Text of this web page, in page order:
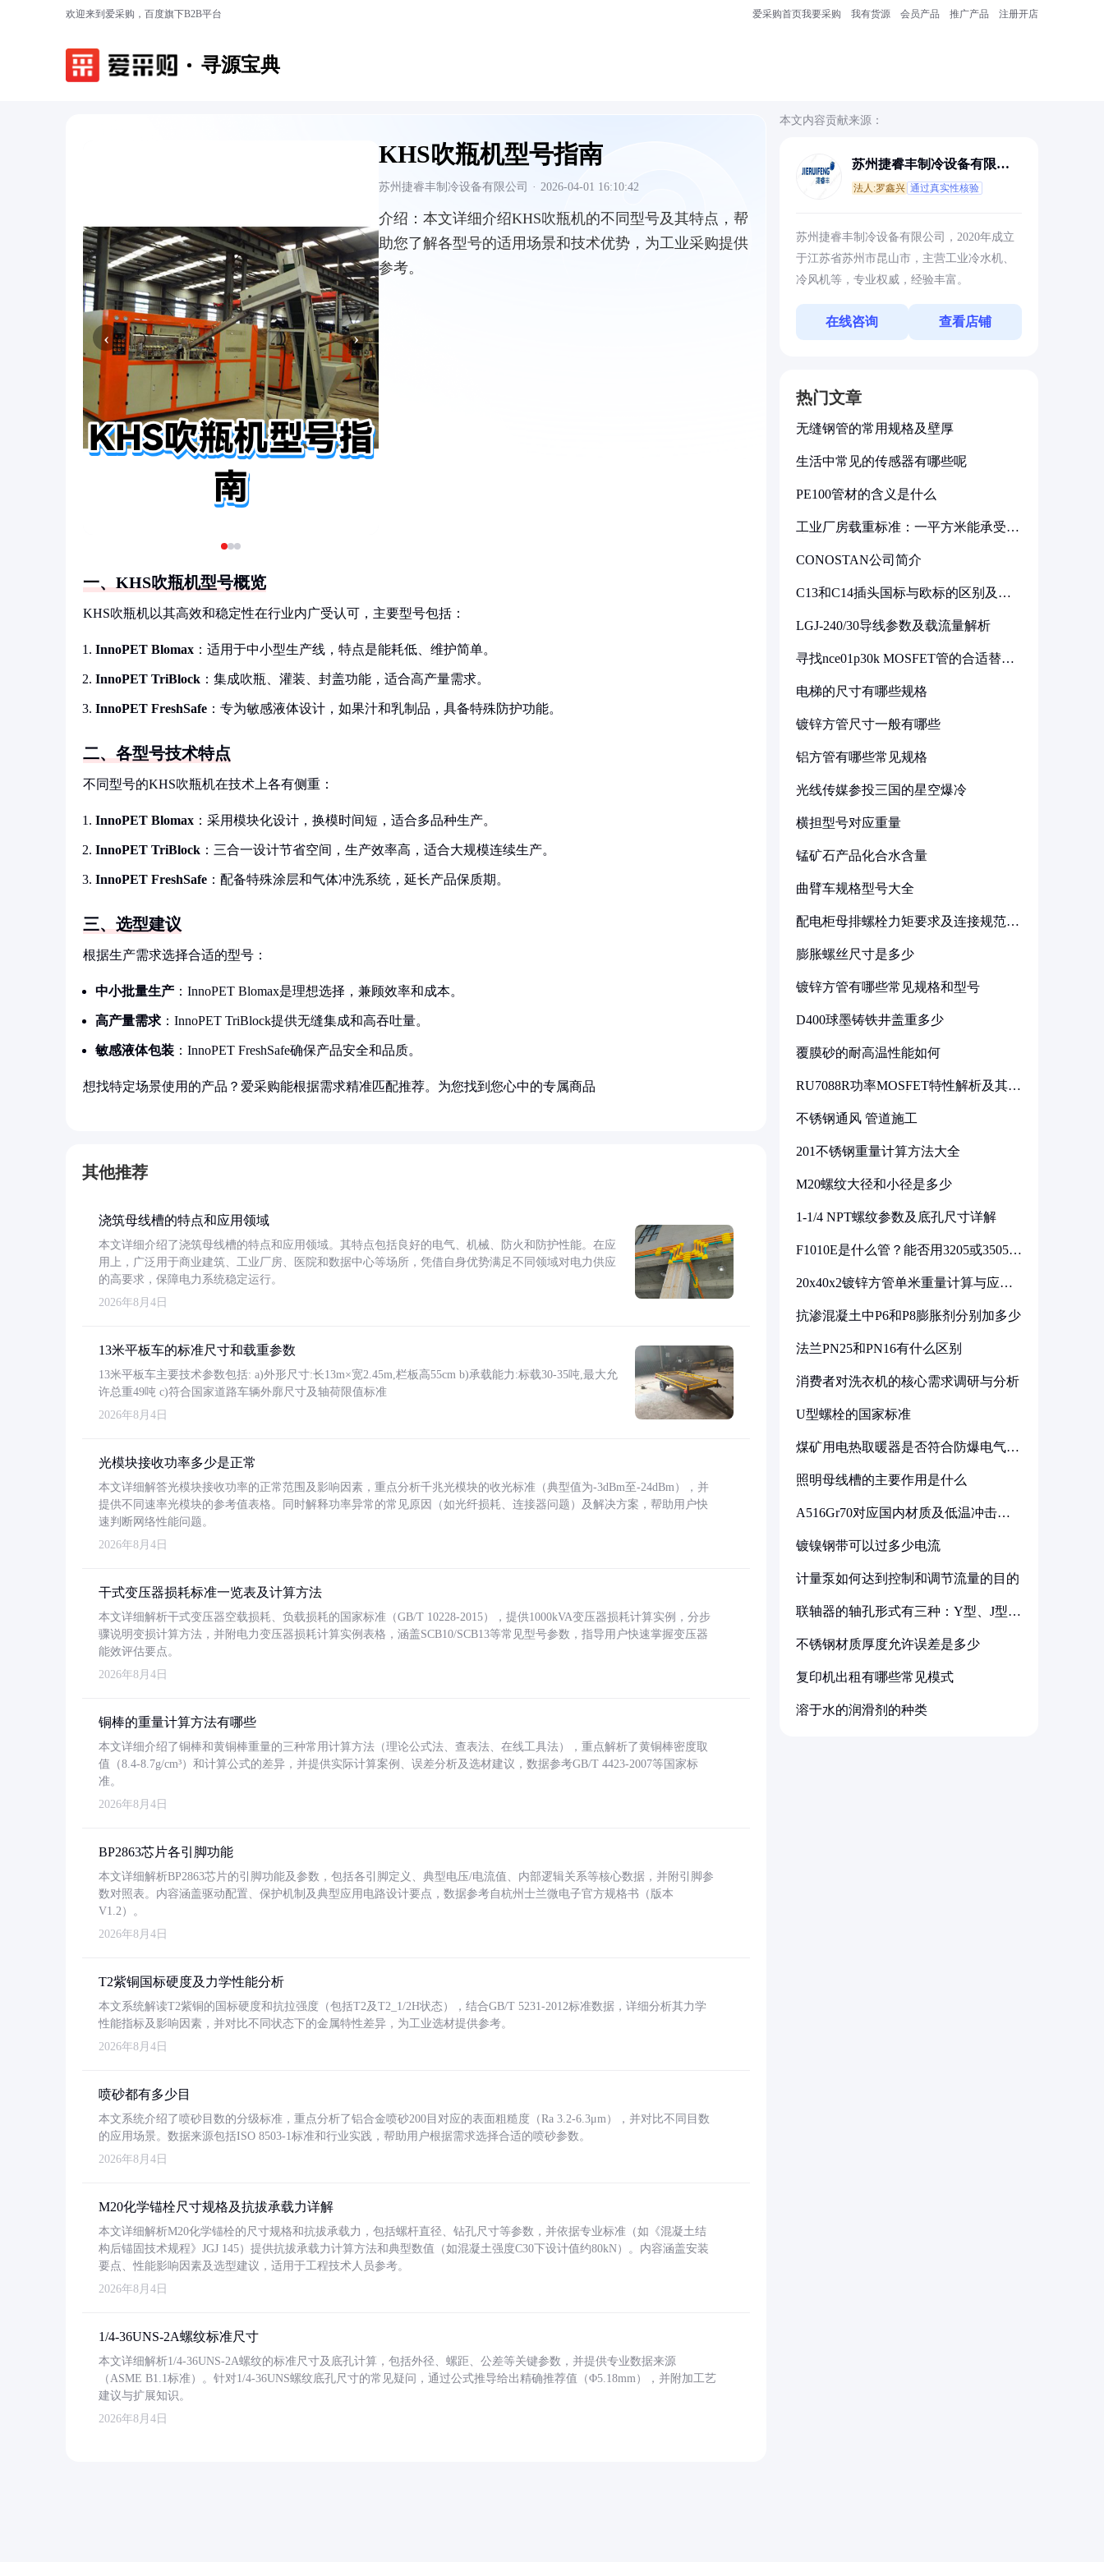
欢迎来到爱采购，百度旗下B2B平台 爱采购首页我要采购 我有货源 会员产品 推广产品 注册开店
寻源宝典
‹ ›
KHS吹瓶机型号指南
苏州捷睿丰制冷设备有限公司 · 2026-04-01 16:10:42
介绍： 本文详细介绍KHS吹瓶机的不同型号及其特点，帮
助您了解各型号的适用场景和技术优势，为工业采购提供
参考。
一、KHS吹瓶机型号概览
KHS吹瓶机以其高效和稳定性在行业内广受认可，主要型号包括：
InnoPET Blomax ：适用于中小型生产线，特点是能耗低、维护简单。
InnoPET TriBlock ：集成吹瓶、灌装、封盖功能，适合高产量需求。
InnoPET FreshSafe ：专为敏感液体设计，如果汁和乳制品，具备特殊防护功能。
二、各型号技术特点
不同型号的KHS吹瓶机在技术上各有侧重：
InnoPET Blomax ：采用模块化设计，换模时间短，适合多品种生产。
InnoPET TriBlock ：三合一设计节省空间，生产效率高，适合大规模连续生产。
InnoPET FreshSafe ：配备特殊涂层和气体冲洗系统，延长产品保质期。
三、选型建议
根据生产需求选择合适的型号：
中小批量生产 ：InnoPET Blomax是理想选择，兼顾效率和成本。
高产量需求 ：InnoPET TriBlock提供无缝集成和高吞吐量。
敏感液体包装 ：InnoPET FreshSafe确保产品安全和品质。
想找特定场景使用的产品？爱采购能根据需求精准匹配推荐。为您找到您心中的专属商品
其他推荐
浇筑母线槽的特点和应用领域
本文详细介绍了浇筑母线槽的特点和应用领域。其特点包括良好的电气、机械、防火和防护性能。在应
用上，广泛用于商业建筑、工业厂房、医院和数据中心等场所，凭借自身优势满足不同领域对电力供应
的高要求，保障电力系统稳定运行。
2026年8月4日
13米平板车的标准尺寸和载重参数
13米平板车主要技术参数包括: a)外形尺寸:长13m×宽2.45m,栏板高55cm b)承载能力:标载30-35吨,最大允
许总重49吨 c)符合国家道路车辆外廓尺寸及轴荷限值标准
2026年8月4日
光模块接收功率多少是正常
本文详细解答光模块接收功率的正常范围及影响因素，重点分析千兆光模块的收光标准（典型值为-3dBm至-24dBm），并
提供不同速率光模块的参考值表格。同时解释功率异常的常见原因（如光纤损耗、连接器问题）及解决方案，帮助用户快
速判断网络性能问题。
2026年8月4日
干式变压器损耗标准一览表及计算方法
本文详细解析干式变压器空载损耗、负载损耗的国家标准（GB/T 10228-2015），提供1000kVA变压器损耗计算实例，分步
骤说明变损计算方法，并附电力变压器损耗计算实例表格，涵盖SCB10/SCB13等常见型号参数，指导用户快速掌握变压器
能效评估要点。
2026年8月4日
铜棒的重量计算方法有哪些
本文详细介绍了铜棒和黄铜棒重量的三种常用计算方法（理论公式法、查表法、在线工具法），重点解析了黄铜棒密度取
值（8.4-8.7g/cm³）和计算公式的差异，并提供实际计算案例、误差分析及选材建议，数据参考GB/T 4423-2007等国家标
准。
2026年8月4日
BP2863芯片各引脚功能
本文详细解析BP2863芯片的引脚功能及参数，包括各引脚定义、典型电压/电流值、内部逻辑关系等核心数据，并附引脚参
数对照表。内容涵盖驱动配置、保护机制及典型应用电路设计要点，数据参考自杭州士兰微电子官方规格书（版本
V1.2）。
2026年8月4日
T2紫铜国标硬度及力学性能分析
本文系统解读T2紫铜的国标硬度和抗拉强度（包括T2及T2_1/2H状态），结合GB/T 5231-2012标准数据，详细分析其力学
性能指标及影响因素，并对比不同状态下的金属特性差异，为工业选材提供参考。
2026年8月4日
喷砂都有多少目
本文系统介绍了喷砂目数的分级标准，重点分析了铝合金喷砂200目对应的表面粗糙度（Ra 3.2-6.3μm），并对比不同目数
的应用场景。数据来源包括ISO 8503-1标准和行业实践，帮助用户根据需求选择合适的喷砂参数。
2026年8月4日
M20化学锚栓尺寸规格及抗拔承载力详解
本文详细解析M20化学锚栓的尺寸规格和抗拔承载力，包括螺杆直径、钻孔尺寸等参数，并依据专业标准（如《混凝土结
构后锚固技术规程》JGJ 145）提供抗拔承载力计算方法和典型数值（如混凝土强度C30下设计值约80kN）。内容涵盖安装
要点、性能影响因素及选型建议，适用于工程技术人员参考。
2026年8月4日
1/4-36UNS-2A螺纹标准尺寸
本文详细解析1/4-36UNS-2A螺纹的标准尺寸及底孔计算，包括外径、螺距、公差等关键参数，并提供专业数据来源
（ASME B1.1标准）。针对1/4-36UNS螺纹底孔尺寸的常见疑问，通过公式推导给出精确推荐值（Φ5.18mm），并附加工艺
建议与扩展知识。
2026年8月4日
本文内容贡献来源：
苏州捷睿丰制冷设备有限公
法人:罗鑫兴 通过真实性核验
苏州捷睿丰制冷设备有限公司，2020年成立
于江苏省苏州市昆山市，主营工业冷水机、
冷风机等，专业权威，经验丰富。
在线咨询 查看店铺
热门文章
无缝钢管的常用规格及壁厚
生活中常见的传感器有哪些呢
PE100管材的含义是什么
工业厂房载重标准：一平方米能承受多
CONOSTAN公司简介
C13和C14插头国标与欧标的区别及其
LGJ-240/30导线参数及载流量解析
寻找nce01p30k MOSFET管的合适替代
电梯的尺寸有哪些规格
镀锌方管尺寸一般有哪些
铝方管有哪些常见规格
光线传媒参投三国的星空爆冷
横担型号对应重量
锰矿石产品化合水含量
曲臂车规格型号大全
配电柜母排螺栓力矩要求及连接规范详
膨胀螺丝尺寸是多少
镀锌方管有哪些常见规格和型号
D400球墨铸铁井盖重多少
覆膜砂的耐高温性能如何
RU7088R功率MOSFET特性解析及其在
不锈钢通风 管道施工
201不锈钢重量计算方法大全
M20螺纹大径和小径是多少
1-1/4 NPT螺纹参数及底孔尺寸详解
F1010E是什么管？能否用3205或3505代
20x40x2镀锌方管单米重量计算与应用
抗渗混凝土中P6和P8膨胀剂分别加多少
法兰PN25和PN16有什么区别
消费者对洗衣机的核心需求调研与分析
U型螺栓的国家标准
煤矿用电热取暖器是否符合防爆电气设
照明母线槽的主要作用是什么
A516Gr70对应国内材质及低温冲击要
镀镍钢带可以过多少电流
计量泵如何达到控制和调节流量的目的
联轴器的轴孔形式有三种：Y型、J型、
不锈钢材质厚度允许误差是多少
复印机出租有哪些常见模式
溶于水的润滑剂的种类